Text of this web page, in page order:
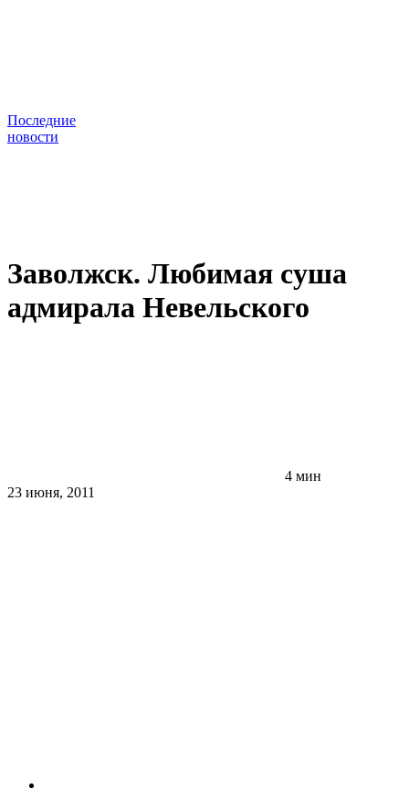
Последние
новости
Заволжск. Любимая суша
адмирала Невельского
4 мин
23 июня, 2011